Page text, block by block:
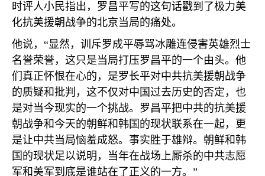
时评人小民指出，罗昌平写的这句话戳到了极力美
化抗美援朝战争的北京当局的痛处。
他说，“显然，训斥罗成平辱骂冰雕连侵害英雄烈士
名誉荣誉，这只是当局打压罗昌平的一个由头。他
们真正怀恨在心的，是罗长平对中共抗美援朝战争
的质疑和批判，这不仅对中国过去历史的否定，也
是对当今现实的一个挑战。罗昌平把中共的抗美援
朝战争和今天的朝鲜和韩国的现状联系在一起，更
是让中共当局恼羞成怒。事实胜于雄辩。朝鲜和韩
国的现状足以说明，当年在战场上厮杀的中共志愿
军和美军到底是谁站在了正义的一方。”